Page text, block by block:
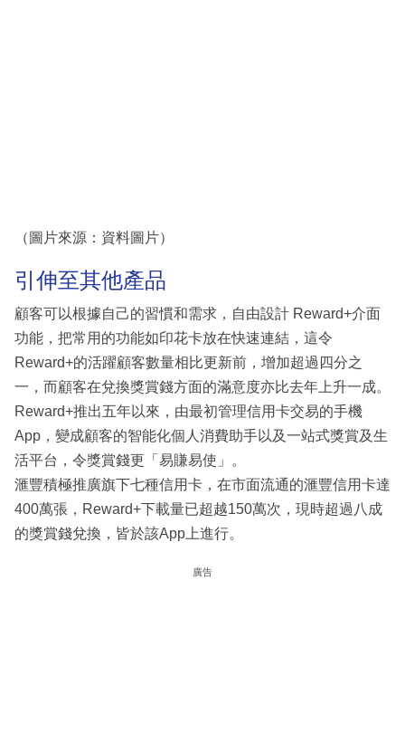
（圖片來源：資料圖片）
引伸至其他產品
顧客可以根據自己的習慣和需求，自由設計 Reward+介面
功能，把常用的功能如印花卡放在快速連結，這令
Reward+的活躍顧客數量相比更新前，增加超過四分之
一，而顧客在兌換獎賞錢方面的滿意度亦比去年上升一成。
Reward+推出五年以來，由最初管理信用卡交易的手機
App，變成顧客的智能化個人消費助手以及一站式獎賞及生
活平台，令獎賞錢更「易賺易使」。
滙豐積極推廣旗下七種信用卡，在市面流通的滙豐信用卡達
400萬張，Reward+下載量已超越150萬次，現時超過八成
的獎賞錢兌換，皆於該App上進行。
廣告